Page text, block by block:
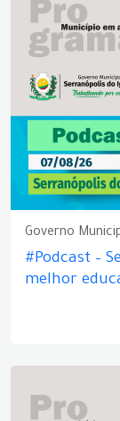
Governo
#Podcast –
melhor